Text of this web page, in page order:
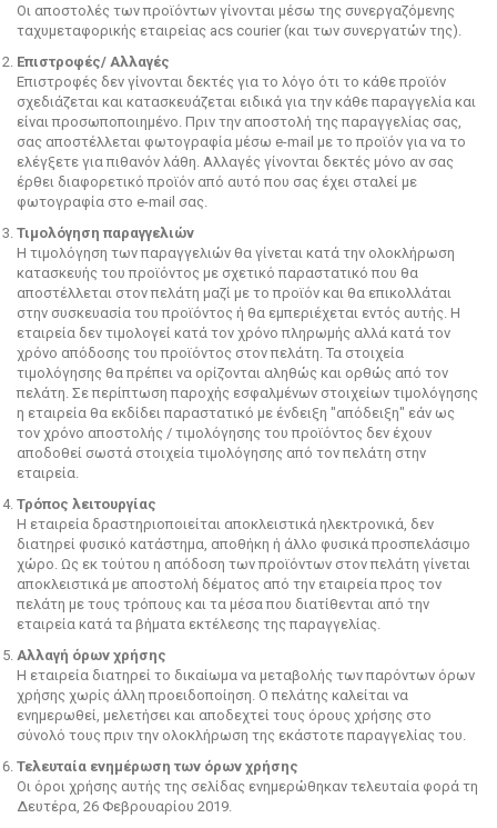
Οι αποστολές των προϊόντων γίνονται μέσω της συνεργαζόμενης
ταχυμεταφορικής εταιρείας acs courier (και των συνεργατών της).
Επιστροφές/ Αλλαγές
Επιστροφές δεν γίνονται δεκτές για το λόγο ότι το κάθε προϊόν
σχεδιάζεται και κατασκευάζεται ειδικά για την κάθε παραγγελία και
είναι προσωποποιημένο. Πριν την αποστολή της παραγγελίας σας,
σας αποστέλλεται φωτογραφία μέσω e-mail με το προϊόν για να το
ελέγξετε για πιθανόν λάθη. Αλλαγές γίνονται δεκτές μόνο αν σας
έρθει διαφορετικό προϊόν από αυτό που σας έχει σταλεί με
φωτογραφία στο e-mail σας.
Τιμολόγηση παραγγελιών
Η τιμολόγηση των παραγγελιών θα γίνεται κατά την ολοκλήρωση
κατασκευής του προϊόντος με σχετικό παραστατικό που θα
αποστέλλεται στον πελάτη μαζί με το προϊόν και θα επικολλάται
στην συσκευασία του προϊόντος ή θα εμπεριέχεται εντός αυτής. Η
εταιρεία δεν τιμολογεί κατά τον χρόνο πληρωμής αλλά κατά τον
χρόνο απόδοσης του προϊόντος στον πελάτη. Τα στοιχεία
τιμολόγησης θα πρέπει να ορίζονται αληθώς και ορθώς από τον
πελάτη. Σε περίπτωση παροχής εσφαλμένων στοιχείων τιμολόγησης
η εταιρεία θα εκδίδει παραστατικό με ένδειξη "απόδειξη" εάν ως
τον χρόνο αποστολής / τιμολόγησης του προϊόντος δεν έχουν
αποδοθεί σωστά στοιχεία τιμολόγησης από τον πελάτη στην
εταιρεία.
Τρόπος λειτουργίας
Η εταιρεία δραστηριοποιείται αποκλειστικά ηλεκτρονικά, δεν
διατηρεί φυσικό κατάστημα, αποθήκη ή άλλο φυσικά προσπελάσιμο
χώρο. Ως εκ τούτου η απόδοση των προϊόντων στον πελάτη γίνεται
αποκλειστικά με αποστολή δέματος από την εταιρεία προς τον
πελάτη με τους τρόπους και τα μέσα που διατίθενται από την
εταιρεία κατά τα βήματα εκτέλεσης της παραγγελίας.
Αλλαγή όρων χρήσης
Η εταιρεία διατηρεί το δικαίωμα να μεταβολής των παρόντων όρων
χρήσης χωρίς άλλη προειδοποίηση. Ο πελάτης καλείται να
ενημερωθεί, μελετήσει και αποδεχτεί τους όρους χρήσης στο
σύνολό τους πριν την ολοκλήρωση της εκάστοτε παραγγελίας του.
Τελευταία ενημέρωση των όρων χρήσης
Οι όροι χρήσης αυτής της σελίδας ενημερώθηκαν τελευταία φορά τη
Δευτέρα, 26 Φεβρουαρίου 2019.